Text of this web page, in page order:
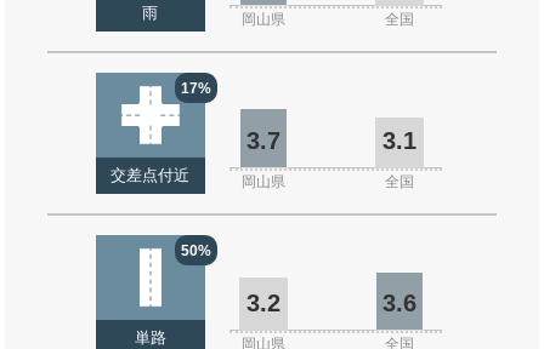
雨 岡山県 全国
17%
交差点付近
3.7 3.1
岡山県 全国
50%
単路
3.2 3.6
岡山県 全国